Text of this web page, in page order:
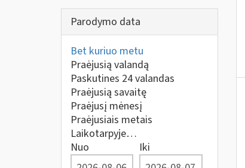
Parodymo data
Bet kuriuo metu
Praėjusią valandą
Paskutines 24 valandas
Praėjusią savaitę
Praėjusį mėnesį
Praėjusiais metais
Laikotarpyje…
Nuo
Iki